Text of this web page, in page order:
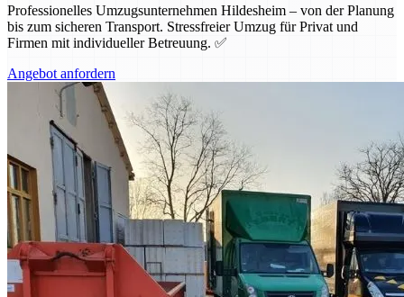
Professionelles Umzugsunternehmen Hildesheim – von der Planung
bis zum sicheren Transport. Stressfreier Umzug für Privat und
Firmen mit individueller Betreuung. ✅
Angebot anfordern